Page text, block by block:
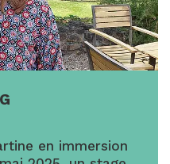
en immersion